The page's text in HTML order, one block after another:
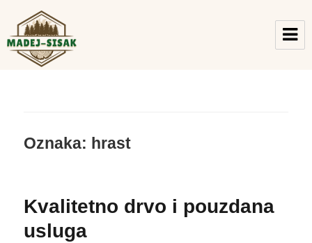
Oznaka: hrast
Kvalitetno drvo i pouzdana
usluga